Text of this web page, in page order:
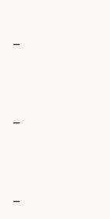
_
_
_